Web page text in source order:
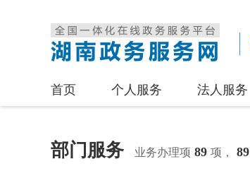
首页 个人服务 法人服务
部门服务 业务办理项 89 项， 89